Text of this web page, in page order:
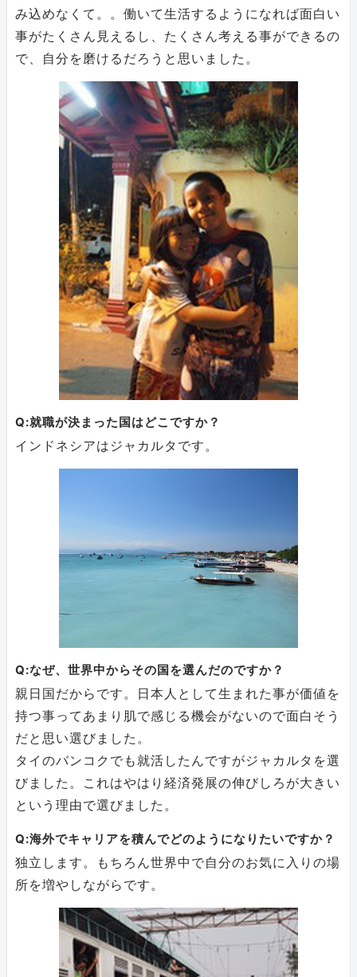
み込めなくて。。働いて生活するようになれば面白い
事がたくさん見えるし、たくさん考える事ができるの
で、自分を磨けるだろうと思いました。
Q:就職が決まった国はどこですか？
インドネシアはジャカルタです。
Q:なぜ、世界中からその国を選んだのですか？
親日国だからです。日本人として生まれた事が価値を
持つ事ってあまり肌で感じる機会がないので面白そう
だと思い選びました。
タイのバンコクでも就活したんですがジャカルタを選
びました。これはやはり経済発展の伸びしろが大きい
という理由で選びました。
Q:海外でキャリアを積んでどのようになりたいですか？
独立します。もちろん世界中で自分のお気に入りの場
所を増やしながらです。